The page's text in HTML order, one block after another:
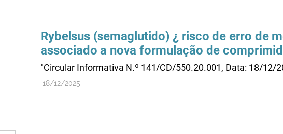
Rybelsus (semaglutido) ¿ risco de erro de
associado a nova formulação de
"Circular Informativa N.º 141/CD/550.20.001, Data: 18/12/
18/12/2025